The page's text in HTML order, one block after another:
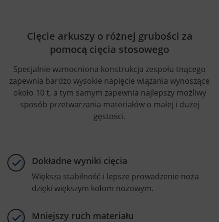
Cięcie arkuszy o różnej grubości za
pomocą cięcia stosowego
Specjalnie wzmocniona konstrukcja zespołu tnącego
zapewnia bardzo wysokie napięcie wiązania wynoszące
około 10 t, a tym samym zapewnia najlepszy możliwy
sposób przetwarzania materiałów o małej i dużej
gęstości.
Dokładne wyniki cięcia
Większa stabilność i lepsze prowadzenie noża
dzięki większym kołom nożowym.
Mniejszy ruch materiału